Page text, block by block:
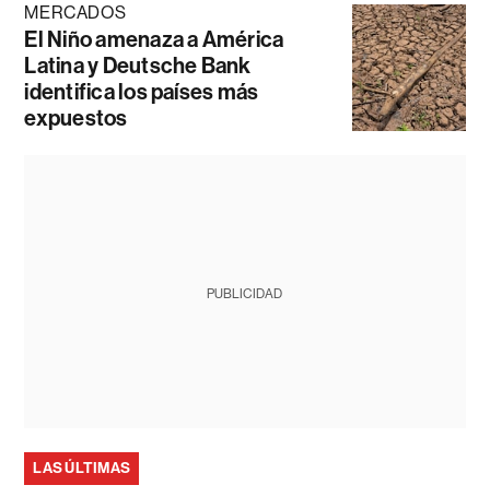
MERCADOS
El Niño amenaza a América
Latina y Deutsche Bank
identifica los países más
expuestos
PUBLICIDAD
LAS ÚLTIMAS